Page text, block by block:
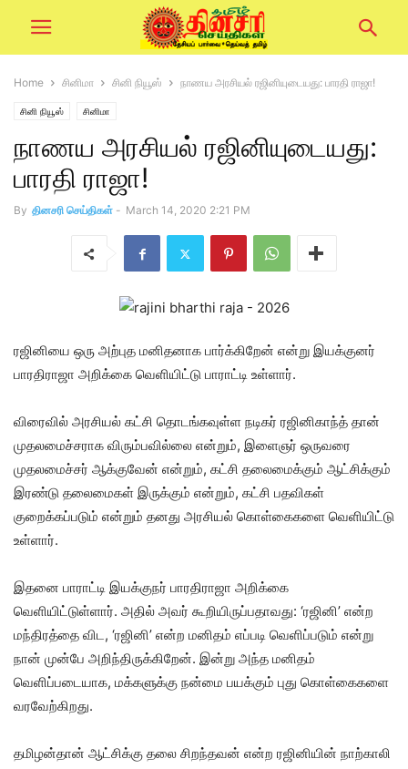
Home சினிமா சினி நியூஸ் நாணய அரசியல் ரஜினியுடையது: பாரதி ராஜா!
சினி நியூஸ் சினிமா
நாணய அரசியல் ரஜினியுடையது:
பாரதி ராஜா!
By தினசரி செய்திகள் - March 14, 2020 2:21 PM
ரஜினியை ஒரு அற்புத மனிதனாக பார்க்கிறேன் என்று இயக்குனர்
பாரதிராஜா அறிக்கை வெளியிட்டு பாராட்டி உள்ளார்.
விரைவில் அரசியல் கட்சி தொடங்கவுள்ள நடிகர் ரஜினிகாந்த் தான்
முதலமைச்சராக விரும்பவில்லை என்றும், இளைஞர் ஒருவரை
முதலமைச்சர் ஆக்குவேன் என்றும், கட்சி தலைமைக்கும் ஆட்சிக்கும்
இரண்டு தலைமைகள் இருக்கும் என்றும், கட்சி பதவிகள்
குறைக்கப்படும் என்றும் தனது அரசியல் கொள்கைகளை வெளியிட்டு
உள்ளார்.
இதனை பாராட்டி இயக்குநர் பாரதிராஜா அறிக்கை
வெளியிட்டுள்ளார். அதில் அவர் கூறியிருப்பதாவது: ‘ரஜினி’ என்ற
மந்திரத்தை விட, ‘ரஜினி’ என்ற மனிதம் எப்படி வெளிப்படும் என்று
நான் முன்பே அறிந்திருக்கிறேன். இன்று அந்த மனிதம்
வெளிப்படையாக, மக்களுக்கு நன்மை பயக்கும் புது கொள்கைகளை
வரவேற்கிறது.
தமிழன்தான் ஆட்சிக்கு தலை சிறந்தவன் என்ற ரஜினியின் நாற்காலி